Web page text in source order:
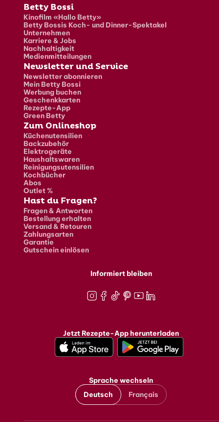
Fusszeile
Betty Bossi
Kinofilm «Hallo Betty»
Betty Bossis Koch- und Dinner-Spektakel
Unternehmen
Karriere & Jobs
Nachhaltigkeit
Medienmitteilungen
Newsletter und Service
Newsletter abonnieren
Mein Betty Bossi
Werbung buchen
Geschenkkarten
Rezepte-App
Green Betty
Zum Onlineshop
Küchenutensilien
Backzubehör
Elektrogeräte
Haushaltswaren
Reinigungsutensilien
Kochbücher
Abos
Outlet %
Hast du Fragen?
Fragen & Antworten
Bestellung erhalten
Versand & Retouren
Zahlungsarten
Garantie
Gutschein einlösen
Informiert bleiben
Jetzt Rezepte-App herunterladen
Sprache wechseln
Deutsch
Français